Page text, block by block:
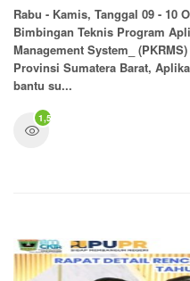
Rabu - Kamis, Tanggal 09 - 10
Bimbingan Teknis Program
Management System_
Provinsi Sumatera Barat,
bantu su...
1,566